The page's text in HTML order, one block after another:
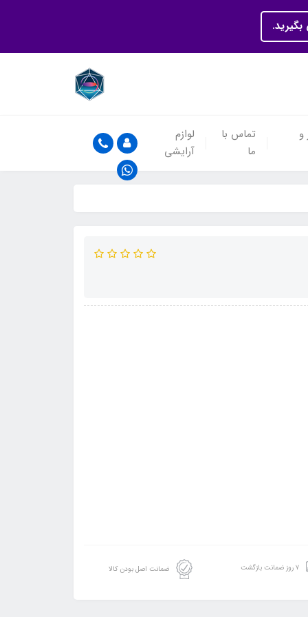
و
تماس با
ما
لوازم
آرایشی
۷ روز ضمانت بازگشت ضمانت اصل بودن کالا